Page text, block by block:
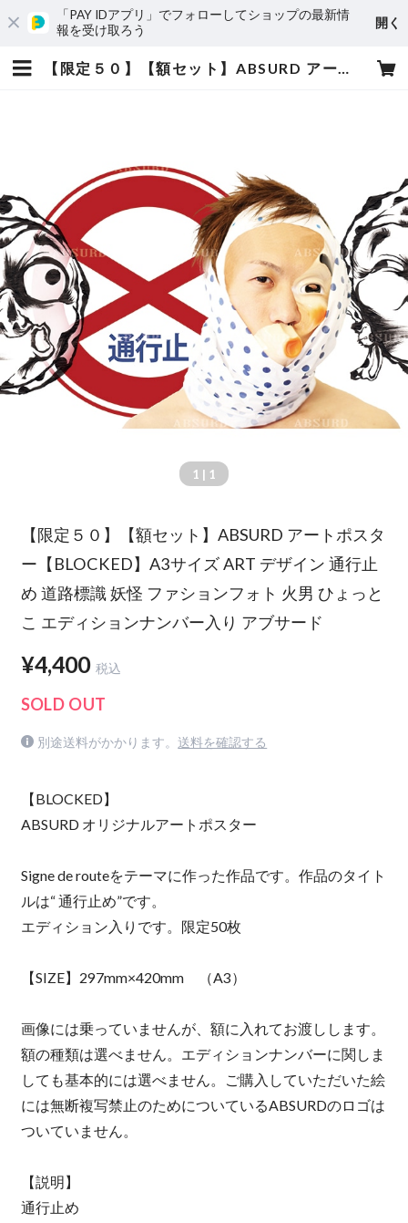
「PAY IDアプリ」でフォローしてショップの最新情
報を受け取ろう
開く
【限定５０】【額セット】ABSURD アートポスター【BLOCKED】A3サイズ ART デザイン 通行止め 道路標識 妖怪 ファションフォト 火男 ひょっとこ エディションナンバー入り アブサード | absurd
1 | 1
【限定５０】【額セット】ABSURD アートポスタ
ー【BLOCKED】A3サイズ ART デザイン 通行止
め 道路標識 妖怪 ファションフォト 火男 ひょっと
こ エディションナンバー入り アブサード
¥4,400 税込
SOLD OUT
別途送料がかかります。 送料を確認する
【BLOCKED】
ABSURD オリジナルアートポスター
Signe de routeをテーマに作った作品です。作品のタイト
ルは“ 通行止め”です。
エディション入りです。限定50枚
【SIZE】297mm×420mm （A3）
画像には乗っていませんが、額に入れてお渡しします。
額の種類は選べません。エディションナンバーに関しま
しても基本的には選べません。ご購入していただいた絵
には無断複写禁止のためについているABSURDのロゴは
ついていません。
【説明】
通行止め